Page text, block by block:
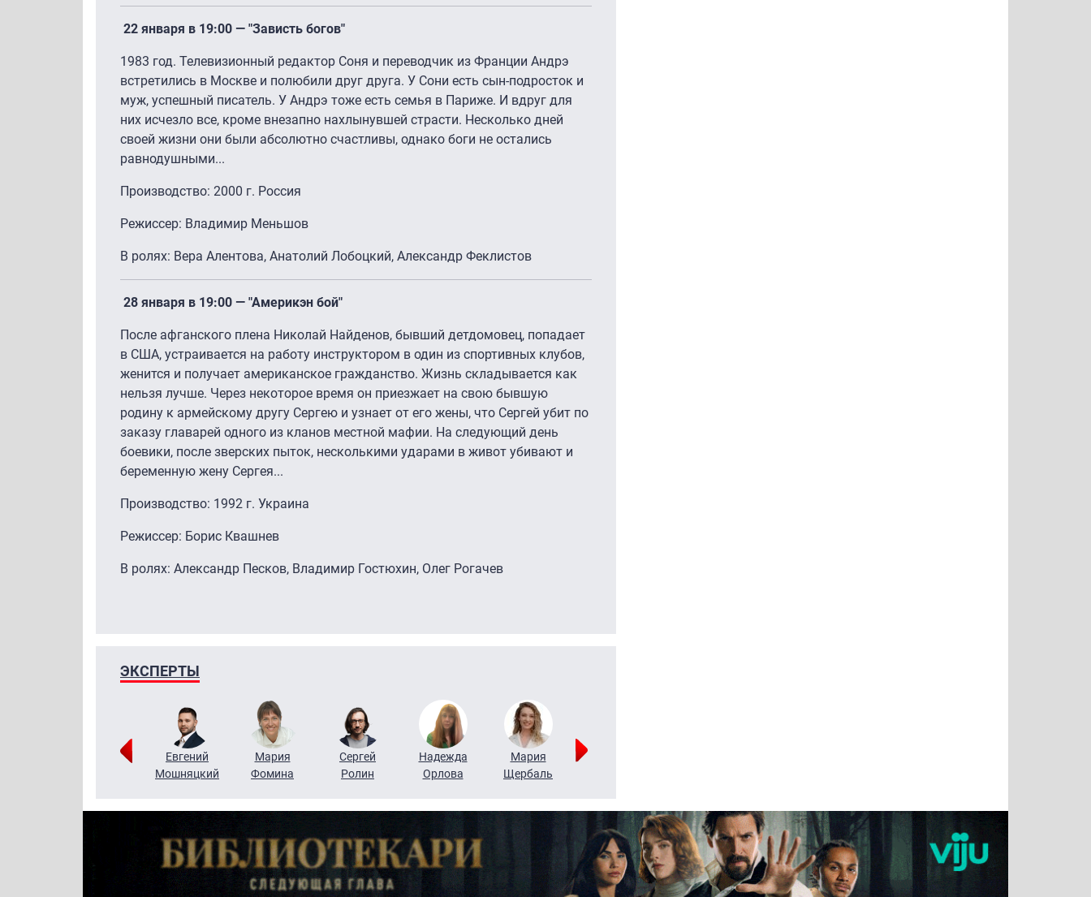
22 января в 19:00 — "Зависть богов"
1983 год. Телевизионный редактор Соня и переводчик из Франции Андрэ
встретились в Москве и полюбили друг друга. У Сони есть сын-подросток и
муж, успешный писатель. У Андрэ тоже есть семья в Париже. И вдруг для
них исчезло все, кроме внезапно нахлынувшей страсти. Несколько дней
своей жизни они были абсолютно счастливы, однако боги не остались
равнодушными...
Производство: 2000 г. Россия
Режиссер: Владимир Меньшов
В ролях: Вера Алентова, Анатолий Лобоцкий, Александр Феклистов
28 января в 19:00 — "Америкэн бой"
После афганского плена Николай Найденов, бывший детдомовец, попадает
в США, устраивается на работу инструктором в один из спортивных клубов,
женится и получает американское гражданство. Жизнь складывается как
нельзя лучше. Через некоторое время он приезжает на свою бывшую
родину к армейскому другу Сергею и узнает от его жены, что Сергей убит по
заказу главарей одного из кланов местной мафии. На следующий день
боевики, после зверских пыток, несколькими ударами в живот убивают и
беременную жену Сергея...
Производство: 1992 г. Украина
Режиссер: Борис Квашнев
В ролях: Александр Песков, Владимир Гостюхин, Олег Рогачев
ЭКСПЕРТЫ
Виктор
Евгений
Мошняцкий
Мария
Фомина
Сергей
Ролин
Надежда
Орлова
Мария
Щербаль